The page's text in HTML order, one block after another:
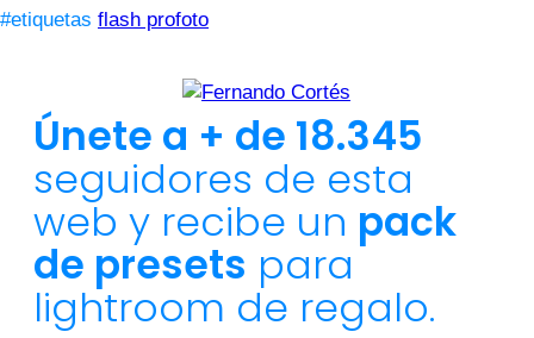
#etiquetas flash profoto
Únete a + de 18.345
seguidores de esta
web y recibe un pack
de presets para
lightroom de regalo.